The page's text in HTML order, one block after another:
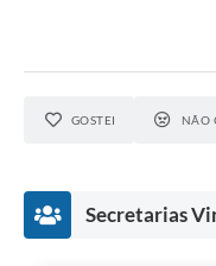
GOSTEI NÃO
Secretarias